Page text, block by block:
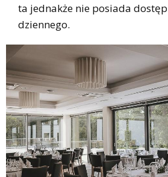
ta jednakże nie posiada
dziennego.